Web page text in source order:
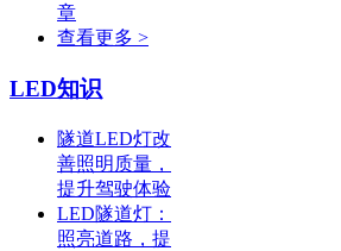
章
查看更多 >
LED知识
隧道LED灯改
善照明质量，
提升驾驶体验
LED隧道灯：
照亮道路，提